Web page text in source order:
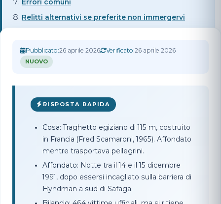
Pubblicato:26 aprile 2026 Verificato:26 aprile 2026
NUOVO
RISPOSTA RAPIDA
Cosa: Traghetto egiziano di 115 m, costruito
in Francia (Fred Scamaroni, 1965). Affondato
mentre trasportava pellegrini.
Affondato: Notte tra il 14 e il 15 dicembre
1991, dopo essersi incagliato sulla barriera di
Hyndman a sud di Safaga.
Errori comuni
Relitti alternativi se preferite non immergervi